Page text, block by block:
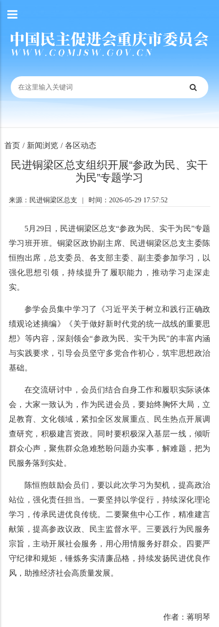
首页 / 新闻浏览 / 各区动态
民进铜梁区总支组织开展“参政为民、实干
为民”专题学习
来源：民进铜梁区总支 时间：2026-05-29 17:57:52
5月29日，民进铜梁区总支“参政为民、实干为民”专题
学习班开班。铜梁区政协副主席、民进铜梁区总支主委陈
恒煦出席，总支委员、各支部主委、副主委参加学习，以
强化思想引领，持续提升了履职能力，推动学习走深走
实。
参学会员集中学习了《习近平关于树立和践行正确政
绩观论述摘编》《关于做好新时代党的统一战线的重要思
想》等内容，深刻领会“参政为民、实干为民”的丰富内涵
与实践要求，引导会员坚守多党合作初心，筑牢思想政治
基础。
在交流研讨中，会员们结合自身工作和履职实际谈体
会，大家一致认为，作为民进会员，要始终胸怀大局，立
足教育、文化领域，紧扣全区发展重点、民生热点开展调
查研究，积极建言资政。同时要积极深入基层一线，倾听
群众心声，聚焦群众急难愁盼问题办实事，解难题，把为
民服务落到实处。
陈恒煦鼓励会员们，要以此次学习为契机，提高政治
站位，强化责任担当。一要坚持以学促行，持续深化理论
学习，传承民进优良传统。二要聚焦中心工作，精准建言
献策，提高参政议政、民主监督水平。三要践行为民服务
宗旨，主动开展社会服务，用心用情服务好群众。四要严
守纪律和规矩，锤炼务实清廉品格，持续发扬民进优良作
风，助推经济社会高质量发展。
作者：蒋明琴